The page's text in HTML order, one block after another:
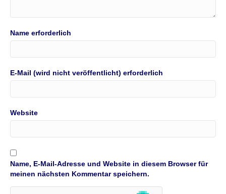
Name erforderlich
E-Mail (wird nicht veröffentlicht) erforderlich
Website
Name, E-Mail-Adresse und Website in diesem Browser für
meinen nächsten Kommentar speichern.